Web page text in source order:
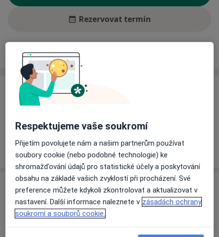
Rezervovat termín
Ceník Adresy
Ceník
Tento specialista ještě nepřidával žádné informace o
Adresa
Thomayerova nemocnice, LDN
Vídeňská 800, Praha140 59
Respektujeme vaše soukromí
Přijetím povolujete nám a našim partnerům používat
soubory cookie (nebo podobné technologie) ke
shromažďování údajů pro statistické účely a poskytování
obsahu na základě vašich zvyklostí při procházení. Své
preference můžete kdykoli zkontrolovat a aktualizovat v
nastavení. Další informace naleznete v zásadách ochrany
soukromí a souborů cookie.